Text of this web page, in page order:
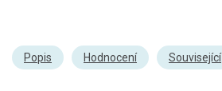
Popis Hodnocení Související